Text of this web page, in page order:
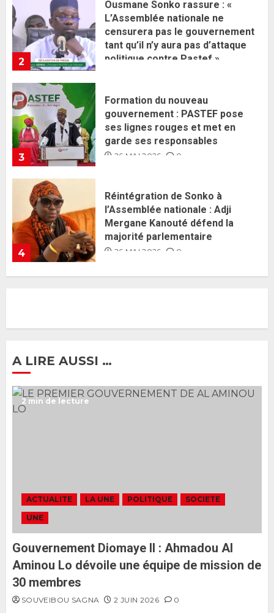
3
Formation du nouveau
gouvernement : PASTEF pose
ses lignes rouges et met en
garde ses responsables
26 MAI 2026 0
4
Réintégration de Sonko à
l’Assemblée nationale : Adji
Mergane Kanouté défend la
majorité parlementaire
26 MAI 2026 0
5
Guy Marius Sagna inquiet après la
nomination d’Al Aminou Lo : «
J’espère me tromper »
26 MAI 2026
Ousmane Sonko rassure : «
3
gouvernement : PASTEF pose
A LIRE AUSSI …
2 min de lecture
ACTUALITE LA UNE POLITIQUE
SOCIETE
UNE
Gouvernement Diomaye II : Ahmadou Al
Aminou Lo dévoile une équipe de mission de
30 membres
SOUVEIBOU SAGNA 2 JUIN 2026 0